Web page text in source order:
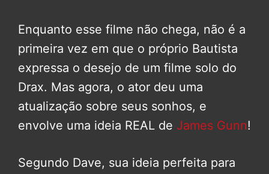
Enquanto esse filme não chega, não é a
primeira vez em que o próprio Bautista
expressa o desejo de um filme solo do
Drax. Mas agora, o ator deu uma
atualização sobre seus sonhos, e
envolve uma ideia REAL de James Gunn!
Segundo Dave, sua ideia perfeita para